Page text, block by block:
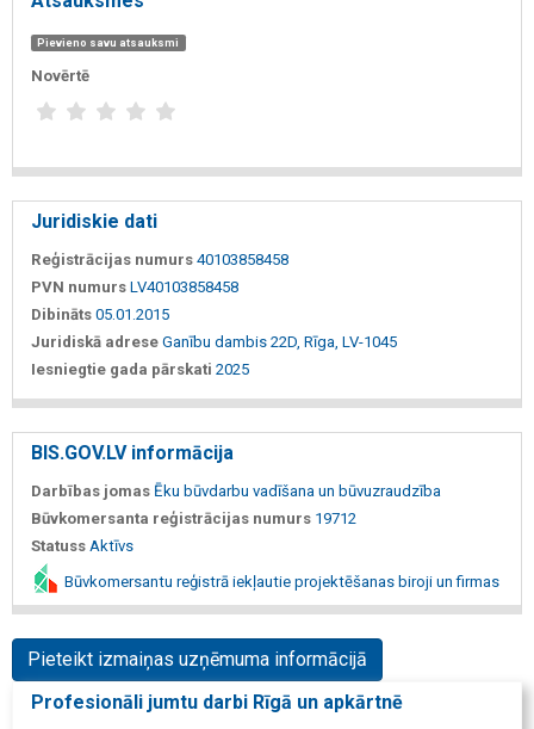
Pievieno savu atsauksmi
Novērtē
Juridiskie dati
Reģistrācijas numurs 40103858458
PVN numurs LV40103858458
Dibināts 05.01.2015
Juridiskā adrese Ganību dambis 22D, Rīga, LV-1045
Iesniegtie gada pārskati 2025
BIS.GOV.LV informācija
Darbības jomas Ēku būvdarbu vadīšana un būvuzraudzība
Būvkomersanta reģistrācijas numurs 19712
Statuss Aktīvs
Būvkomersantu reģistrā iekļautie projektēšanas biroji un firmas
Pieteikt izmaiņas uzņēmuma informācijā
Profesionāli jumtu darbi Rīgā un apkārtnē